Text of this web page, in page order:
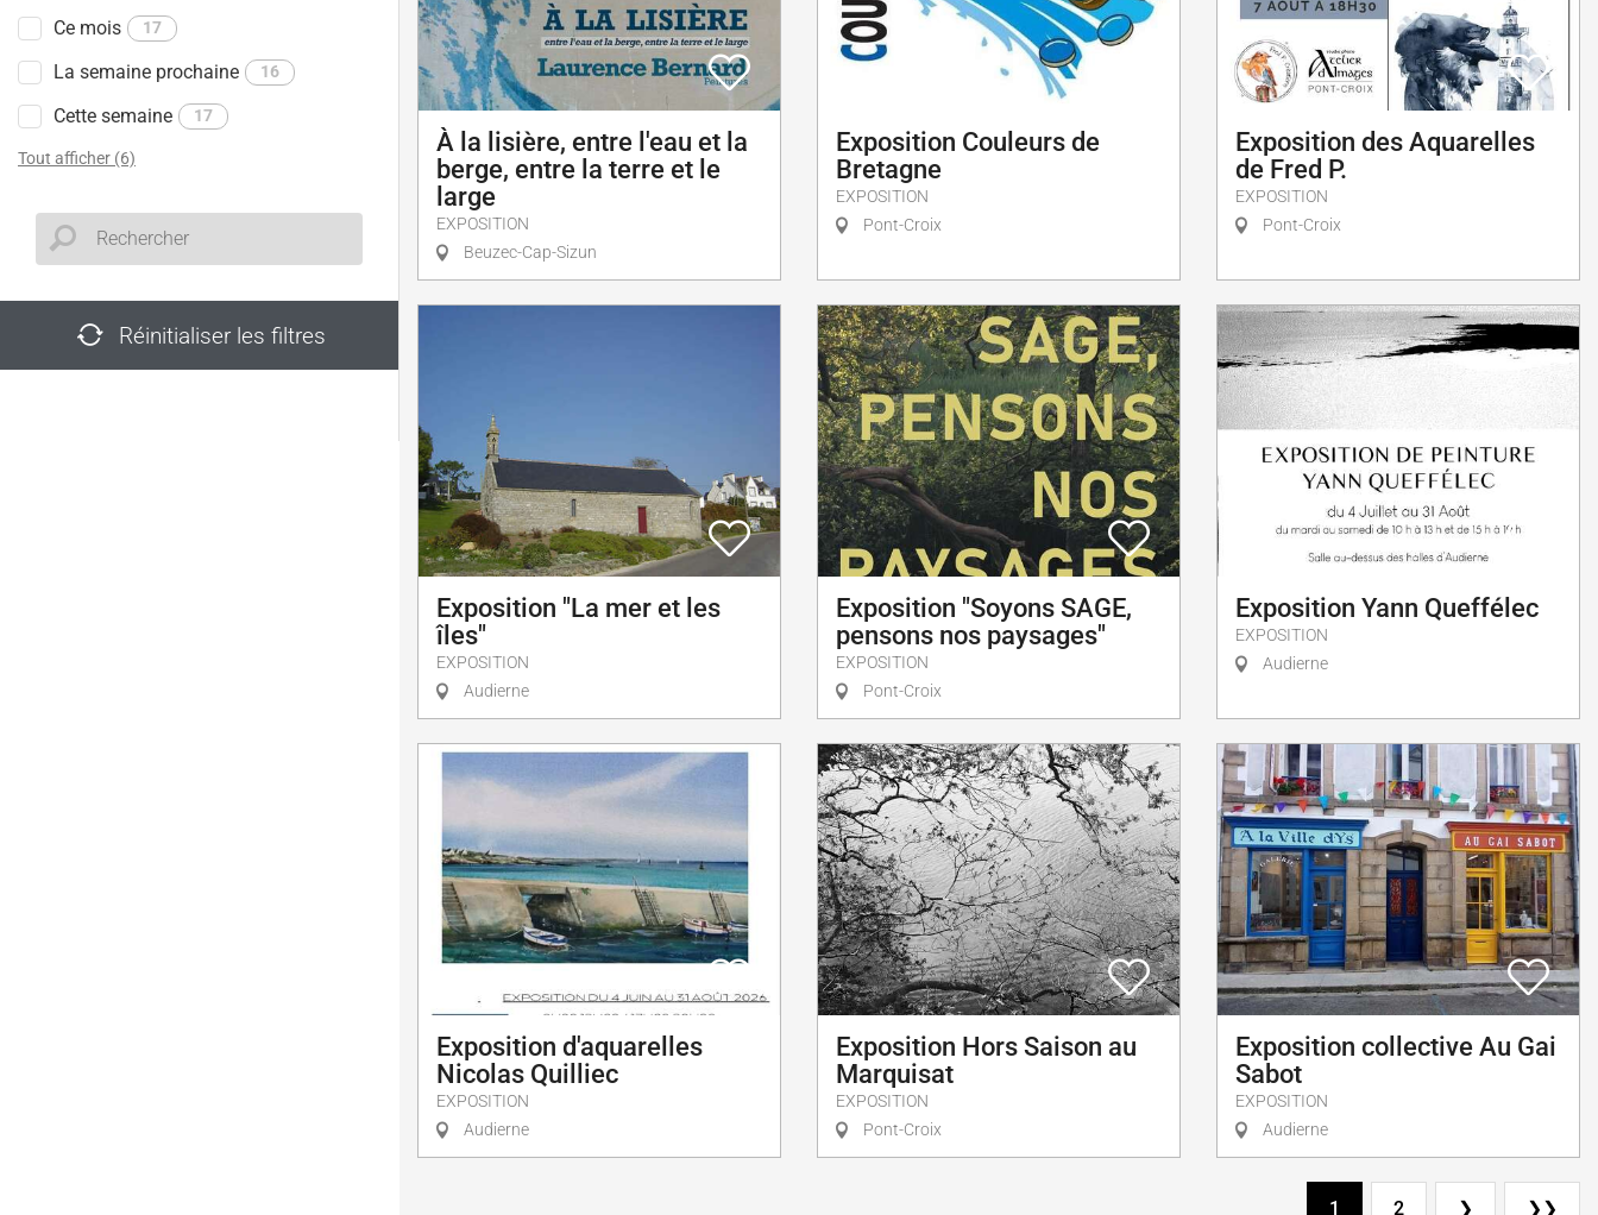
Ce mois 17
La semaine prochaine 16
Cette semaine 17
Tout afficher (6)
Réinitialiser les filtres
À la lisière, entre l'eau et la
berge, entre la terre et le
large
EXPOSITION
Beuzec-Cap-Sizun
Exposition Couleurs de
Bretagne
EXPOSITION
Pont-Croix
Exposition des Aquarelles
de Fred P.
EXPOSITION
Pont-Croix
Exposition "La mer et les
îles"
EXPOSITION
Audierne
Exposition "Soyons SAGE,
pensons nos paysages"
EXPOSITION
Pont-Croix
Exposition Yann Queffélec
EXPOSITION
Audierne
Exposition d'aquarelles
Nicolas Quilliec
EXPOSITION
Audierne
Exposition Hors Saison au
Marquisat
EXPOSITION
Pont-Croix
Exposition collective Au Gai
Sabot
EXPOSITION
Audierne
1 2 ❯ ❯❯